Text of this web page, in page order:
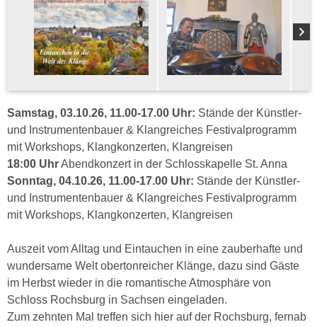
Samstag, 03.10.26, 11.00-17.00 Uhr: Stände der Künstler-
und Instrumentenbauer & Klangreiches Festivalprogramm
mit Workshops, Klangkonzerten, Klangreisen
18:00 UhrAbendkonzert in der Schlosskapelle St. Anna
Sonntag, 04.10.26, 11.00-17.00 Uhr: Stände der Künstler-
und Instrumentenbauer & Klangreiches Festivalprogramm
mit Workshops, Klangkonzerten, Klangreisen
Auszeit vom Alltag und Eintauchen in eine zauberhafte und
wundersame Welt obertonreicher Klänge, dazu sind Gäste
im Herbst wieder in die romantische Atmosphäre von
Schloss Rochsburg in Sachsen eingeladen.
Zum zehnten Mal treffen sich hier auf der Rochsburg, fernab